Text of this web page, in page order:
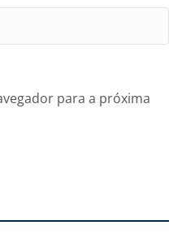
para a próxima